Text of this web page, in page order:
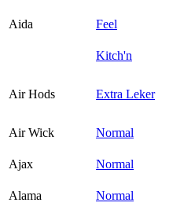
Aida
Feel
Kitch'n
Air Hods Extra Leker
Air Wick
Normal
Ajax
Normal
Alama
Normal